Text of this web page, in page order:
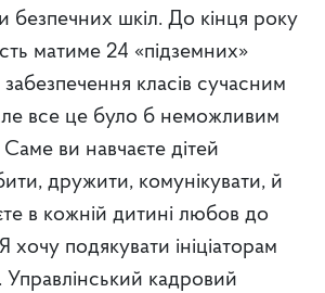
безпечних шкіл. До кінця року
матиме 24 «підземних»
класів сучасним
все це було б неможливим
Саме ви навчаєте дітей
дружити, комунікувати, й
в кожній дитині любов до
хочу подякувати ініціаторам
кадровий